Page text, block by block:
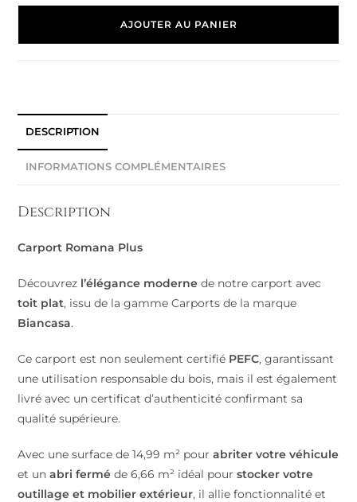
AJOUTER AU PANIER
DESCRIPTION
INFORMATIONS COMPLÉMENTAIRES
Description
Carport Romana Plus
Découvrez l’élégance moderne de notre carport avec
toit plat, issu de la gamme Carports de la marque
Biancasa.
Ce carport est non seulement certifié PEFC, garantissant
une utilisation responsable du bois, mais il est également
livré avec un certificat d’authenticité confirmant sa
qualité supérieure.
Avec une surface de 14,99 m² pourabriter votre véhicule
et unabri fermé de 6,66 m² idéal pourstocker votre
outillage et mobilier extérieur, il allie fonctionnalité et